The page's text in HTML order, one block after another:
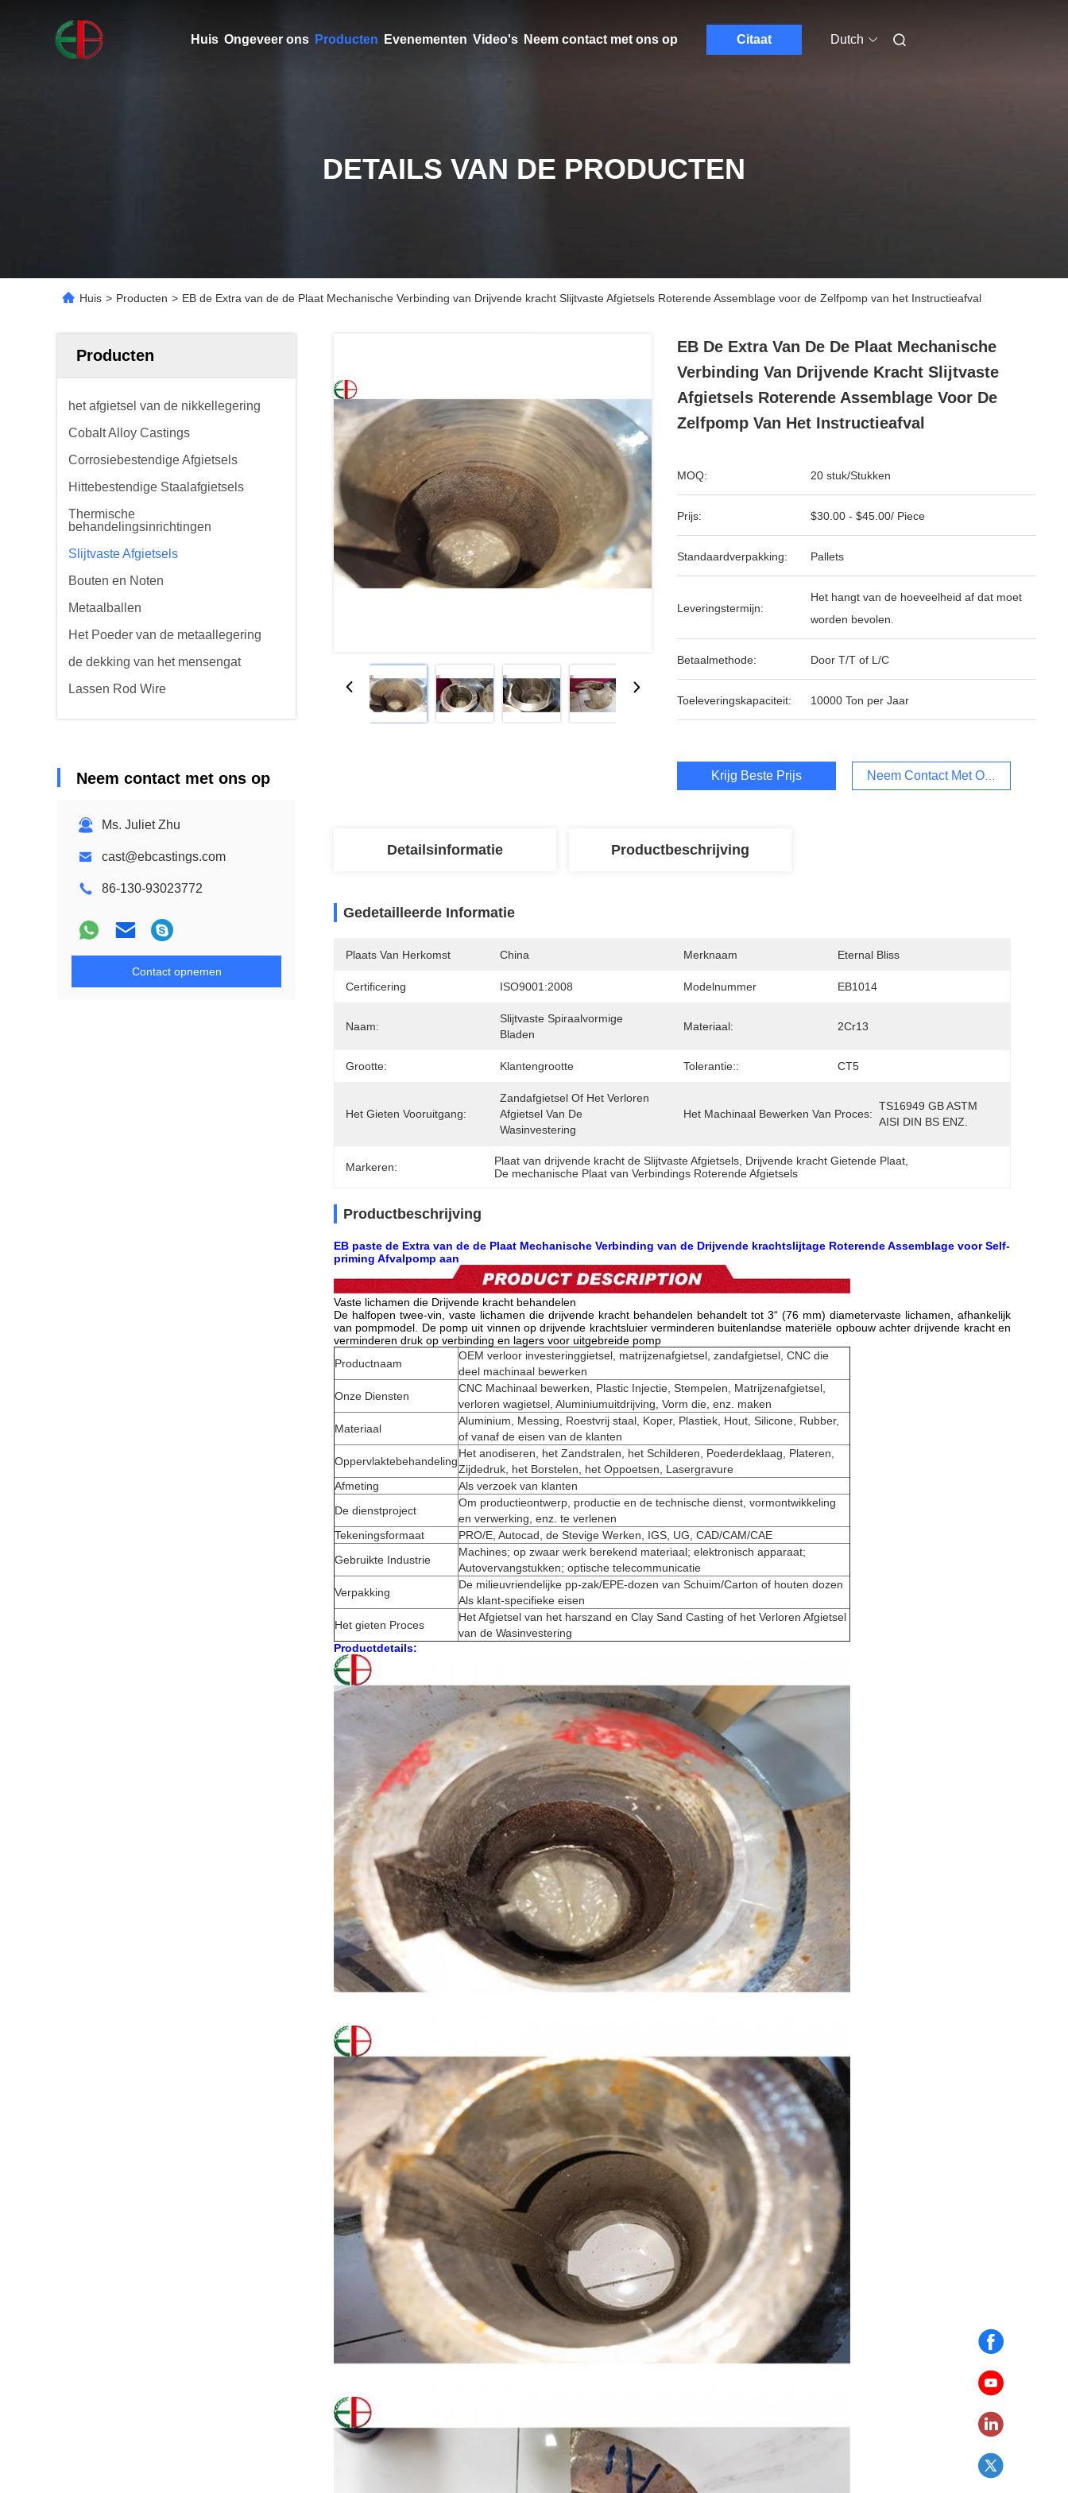
Huis Ongeveer ons Producten Evenementen Video's Neem contact met ons op Citaat Dutch
DETAILS VAN DE PRODUCTEN
Huis > Producten > EB de Extra van de de Plaat Mechanische Verbinding van Drijvende kracht Slijtvaste Afgietsels Roterende Assemblage voor de Zelfpomp van het Instructieafval
Producten
het afgietsel van de nikkellegering
Cobalt Alloy Castings
Corrosiebestendige Afgietsels
Hittebestendige Staalafgietsels
Thermische
behandelingsinrichtingen
Slijtvaste Afgietsels
Bouten en Noten
Metaalballen
Het Poeder van de metaallegering
de dekking van het mensengat
Lassen Rod Wire
Neem contact met ons op
Ms. Juliet Zhu
cast@ebcastings.com
86-130-93023772
Contact opnemen
EB De Extra Van De De Plaat Mechanische
Verbinding Van Drijvende Kracht Slijtvaste
Afgietsels Roterende Assemblage Voor De
Zelfpomp Van Het Instructieafval
MOQ: 20 stuk/Stukken
Prijs: $30.00 - $45.00/ Piece
Standaardverpakking: Pallets
Leveringstermijn:
Het hangt van de hoeveelheid af dat moet
worden bevolen.
Betaalmethode: Door T/T of L/C
Toeleveringskapaciteit: 10000 Ton per Jaar
Krijg Beste Prijs Neem Contact Met Ons Op
Detailsinformatie Productbeschrijving
Gedetailleerde Informatie
Plaats Van Herkomst China Merknaam Eternal Bliss
Certificering ISO9001:2008 Modelnummer EB1014
Naam:
Slijtvaste Spiraalvormige
Bladen
Materiaal: 2Cr13
Grootte: Klantengrootte Tolerantie:: CT5
Het Gieten Vooruitgang:
Zandafgietsel Of Het Verloren
Afgietsel Van De
Wasinvestering
Het Machinaal Bewerken Van Proces:
TS16949 GB ASTM
AISI DIN BS ENZ.
Markeren: Plaat van drijvende kracht de Slijtvaste Afgietsels Drijvende kracht Gietende Plaat
De mechanische Plaat van Verbindings Roterende Afgietsels
Productbeschrijving
EB paste de Extra van de de Plaat Mechanische Verbinding van de Drijvende krachtslijtage Roterende Assemblage voor Self-
priming Afvalpomp aan
Vaste lichamen die Drijvende kracht behandelen
De halfopen twee-vin, vaste lichamen die drijvende kracht behandelen behandelt tot 3“ (76 mm) diametervaste lichamen, afhankelijk
van pompmodel. De pomp uit vinnen op drijvende krachtsluier verminderen buitenlandse materiële opbouw achter drijvende kracht en
verminderen druk op verbinding en lagers voor uitgebreide pomp
Productnaam
OEM verloor investeringgietsel, matrijzenafgietsel, zandafgietsel, CNC die
deel machinaal bewerken
Onze Diensten
CNC Machinaal bewerken, Plastic Injectie, Stempelen, Matrijzenafgietsel,
verloren wagietsel, Aluminiumuitdrijving, Vorm die, enz. maken
Materiaal
Aluminium, Messing, Roestvrij staal, Koper, Plastiek, Hout, Silicone, Rubber,
of vanaf de eisen van de klanten
Oppervlaktebehandeling
Het anodiseren, het Zandstralen, het Schilderen, Poederdeklaag, Plateren,
Zijdedruk, het Borstelen, het Oppoetsen, Lasergravure
Afmeting
Als verzoek van klanten
De dienstproject
Om productieontwerp, productie en de technische dienst, vormontwikkeling
en verwerking, enz. te verlenen
Tekeningsformaat
PRO/E, Autocad, de Stevige Werken, IGS, UG, CAD/CAM/CAE
Gebruikte Industrie
Machines; op zwaar werk berekend materiaal; elektronisch apparaat;
Autovervangstukken; optische telecommunicatie
Verpakking
De milieuvriendelijke pp-zak/EPE-dozen van Schuim/Carton of houten dozen
Als klant-specifieke eisen
Het gieten Proces
Het Afgietsel van het harszand en Clay Sand Casting of het Verloren Afgietsel
van de Wasinvestering
Productdetails: